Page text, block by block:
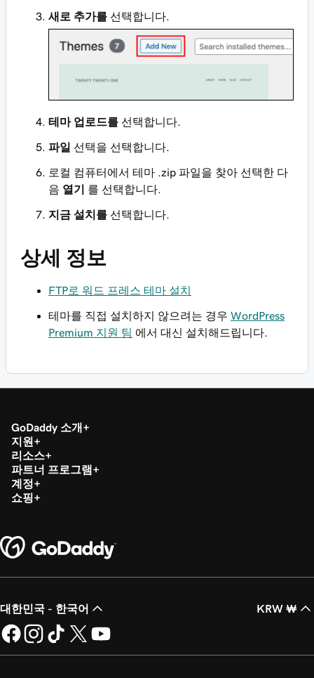
새로 추가를 선택합니다.
테마 업로드를 선택합니다.
파일 선택을 선택합니다.
로컬 컴퓨터에서 테마 .zip 파일을 찾아 선택한 다
음 열기 를 선택합니다.
지금 설치를 선택합니다.
상세 정보
FTP로 워드 프레스 테마 설치
테마를 직접 설치하지 않으려는 경우 WordPress
Premium 지원 팀 에서 대신 설치해드립니다.
GoDaddy 소개
지원
리소스
파트너 프로그램
계정
쇼핑
대한민국 - 한국어 KRW ₩